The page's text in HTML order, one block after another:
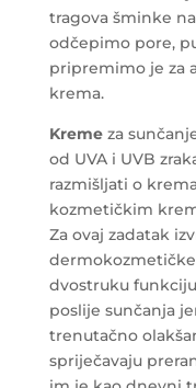
tragova šminke
odčepimo pore,
pripremimo je za
krema.
Kreme za
od UVA i UVB
razmišljati o
kozmetičkim
Za ovaj zadatak
dermokozmetičke
dvostruku
poslije sunčanja
trenutačno
spriječavaju